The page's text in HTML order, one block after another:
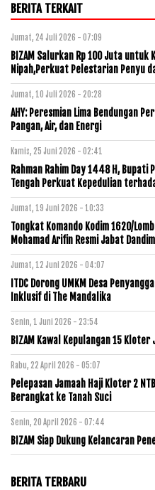
BERITA TERKAIT
Jumat, 24 Juli 2026 - 07:09
BIZAM Salurkan Rp 100 Juta untuk
Nipah,Perkuat Pelestarian Penyu
Jumat, 10 Juli 2026 - 20:28
AHY: Peresmian Lima Bendungan
Pangan, Air, dan Energi
Kamis, 25 Juni 2026 - 02:41
Rahman Rahim Day 1448 H, Bupati
Tengah Perkuat Kepedulian
Jumat, 19 Juni 2026 - 10:33
Tongkat Komando Kodim 1620/
Mohamad Arifin Resmi Jabat Dandim
Jumat, 12 Juni 2026 - 04:07
ITDC Dorong UMKM Desa
Inklusif di The Mandalika
Senin, 1 Juni 2026 - 23:54
BIZAM Kawal Kepulangan 15 Kloter
Rabu, 22 April 2026 - 05:07
Pelepasan Jamaah Haji Kloter 2
Berangkat ke Tanah Suci
Senin, 20 April 2026 - 07:44
BIZAM Siap Dukung Kelancaran
BERITA TERBARU